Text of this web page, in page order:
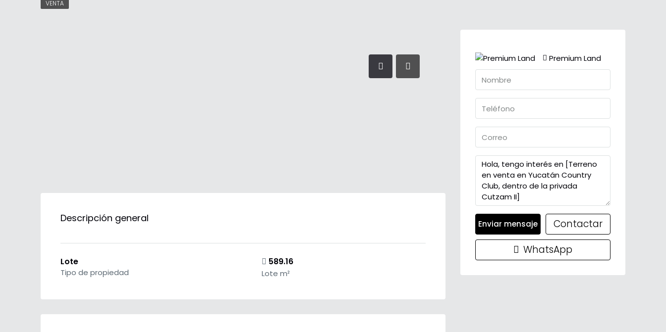
VENTA
Descripción general
Lote
Tipo de propiedad
589.16
Lote m²
Premium Land
Enviar mensaje
Contactar
WhatsApp